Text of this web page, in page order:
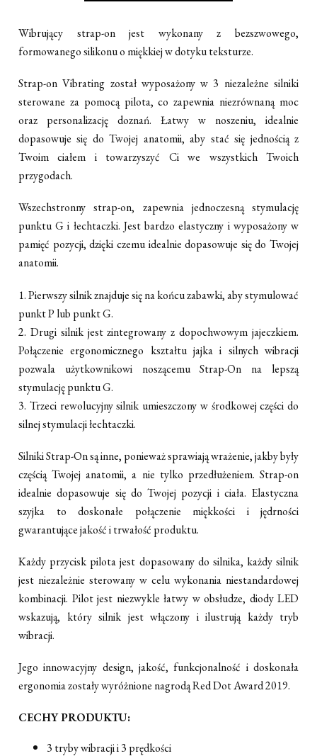
Wibrujący strap-on jest wykonany z bezszwowego,
formowanego silikonu o miękkiej w dotyku teksturze.
Strap-on Vibrating został wyposażony w 3 niezależne silniki
sterowane za pomocą pilota, co zapewnia niezrównaną moc
oraz personalizację doznań. Łatwy w noszeniu, idealnie
dopasowuje się do Twojej anatomii, aby stać się jednością z
Twoim ciałem i towarzyszyć Ci we wszystkich Twoich
przygodach.
Wszechstronny strap-on, zapewnia jednoczesną stymulację
punktu G i łechtaczki. Jest bardzo elastyczny i wyposażony w
pamięć pozycji, dzięki czemu idealnie dopasowuje się do Twojej
anatomii.
1. Pierwszy silnik znajduje się na końcu zabawki, aby stymulować
punkt P lub punkt G.
2. Drugi silnik jest zintegrowany z dopochwowym jajeczkiem.
Połączenie ergonomicznego kształtu jajka i silnych wibracji
pozwala użytkownikowi noszącemu Strap-On na lepszą
stymulację punktu G.
3. Trzeci rewolucyjny silnik umieszczony w środkowej części do
silnej stymulacji łechtaczki.
Silniki Strap-On są inne, ponieważ sprawiają wrażenie, jakby były
częścią Twojej anatomii, a nie tylko przedłużeniem. Strap-on
idealnie dopasowuje się do Twojej pozycji i ciała. Elastyczna
szyjka to doskonałe połączenie miękkości i jędrności
gwarantujące jakość i trwałość produktu.
Każdy przycisk pilota jest dopasowany do silnika, każdy silnik
jest niezależnie sterowany w celu wykonania niestandardowej
kombinacji. Pilot jest niezwykle łatwy w obsłudze, diody LED
wskazują, który silnik jest włączony i ilustrują każdy tryb
wibracji.
Jego innowacyjny design, jakość, funkcjonalność i doskonała
ergonomia zostały wyróżnione nagrodą Red Dot Award 2019.
CECHY PRODUKTU:
3 tryby wibracji i 3 prędkości